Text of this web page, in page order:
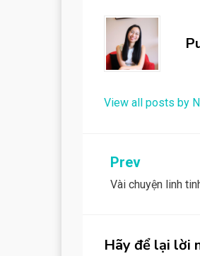
View all posts by
Post
navigation
Prev
Vài chuyện linh
Hãy để lại lời